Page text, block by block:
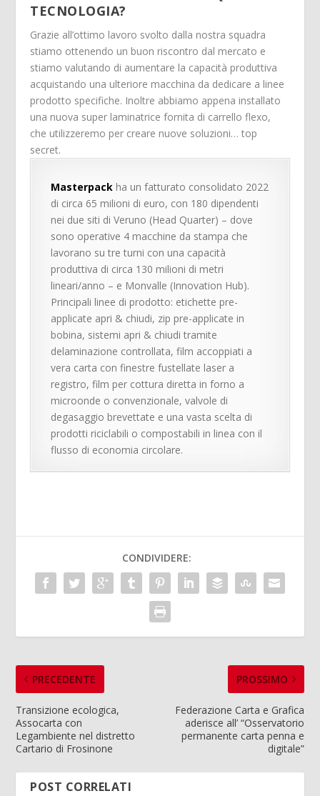
TECNOLOGIA?
Grazie all’ottimo lavoro svolto dalla nostra squadra
stiamo ottenendo un buon riscontro dal mercato e
stiamo valutando di aumentare la capacità produttiva
acquistando una ulteriore macchina da dedicare a linee
prodotto specifiche. Inoltre abbiamo appena installato
una nuova super laminatrice fornita di carrello flexo,
che utilizzeremo per creare nuove soluzioni… top
secret.
Masterpack ha un fatturato consolidato 2022
di circa 65 milioni di euro, con 180 dipendenti
nei due siti di Veruno (Head Quarter) – dove
sono operative 4 macchine da stampa che
lavorano su tre turni con una capacità
produttiva di circa 130 milioni di metri
lineari/anno – e Monvalle (Innovation Hub).
Principali linee di prodotto: etichette pre-
applicate apri & chiudi, zip pre-applicate in
bobina, sistemi apri & chiudi tramite
delaminazione controllata, film accoppiati a
vera carta con finestre fustellate laser a
registro, film per cottura diretta in forno a
microonde o convenzionale, valvole di
degasaggio brevettate e una vasta scelta di
prodotti riciclabili o compostabili in linea con il
flusso di economia circolare.
CONDIVIDERE:
PRECEDENTE
Transizione ecologica,
Assocarta con
Legambiente nel distretto
Cartario di Frosinone
PROSSIMO
Federazione Carta e Grafica
aderisce all’ “Osservatorio
permanente carta penna e
digitale”
POST CORRELATI